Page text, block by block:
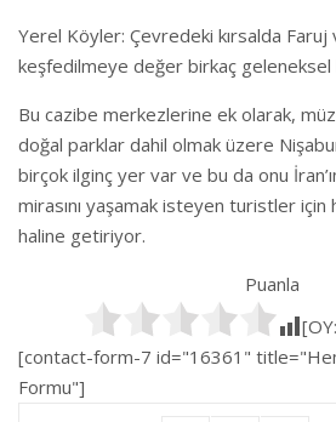
Yerel Köyler: Çevredeki kırsalda Faruj
keşfedilmeye değer birkaç geleneksel
Bu cazibe merkezlerine ek olarak,
doğal parklar dahil olmak üzere
birçok ilginç yer var ve bu da onu
mirasını yaşamak isteyen turistler
haline getiriyor.
Puanla
[OY:
[contact-form-7 id="16361"
Formu"]